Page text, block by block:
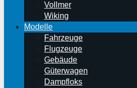
Vollmer
Wiking
Modelle
Fahrzeuge
Flugzeuge
Gebäude
Güterwagen
Dampfloks